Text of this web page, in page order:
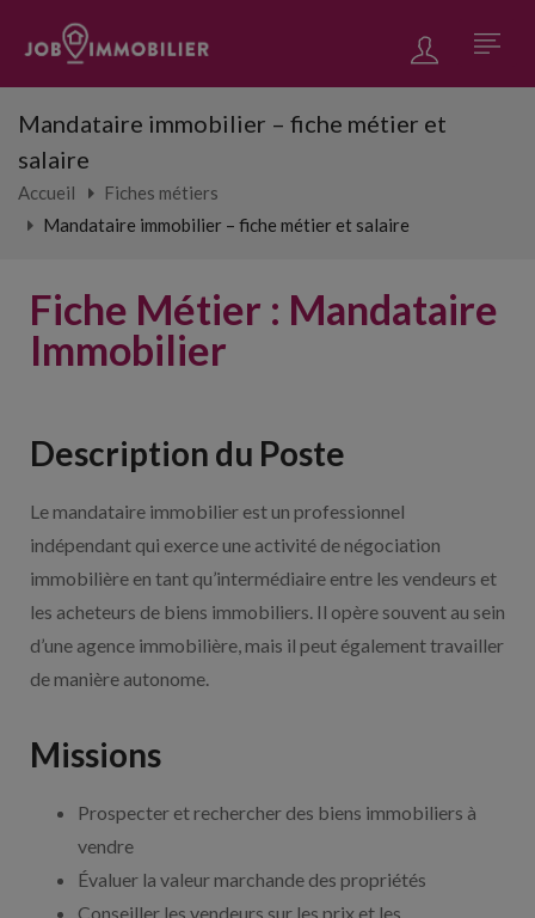
Mandataire immobilier – fiche métier et
salaire
Accueil
Fiches métiers
Mandataire immobilier – fiche métier et salaire
Fiche Métier : Mandataire
Immobilier
Description du Poste
Le mandataire immobilier est un professionnel
indépendant qui exerce une activité de négociation
immobilière en tant qu’intermédiaire entre les vendeurs et
les acheteurs de biens immobiliers. Il opère souvent au sein
d’une agence immobilière, mais il peut également travailler
de manière autonome.
Missions
Prospecter et rechercher des biens immobiliers à
vendre
Évaluer la valeur marchande des propriétés
Conseiller les vendeurs sur les prix et les